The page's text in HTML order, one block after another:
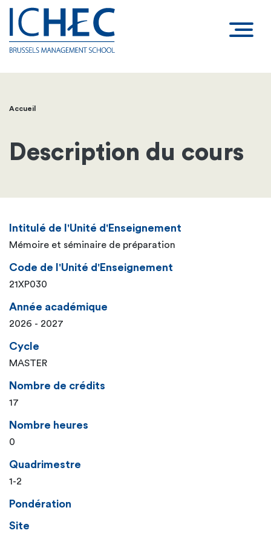
Fil
d'Ariane
Accueil
Description du cours
Intitulé de l'Unité d'Enseignement
Mémoire et séminaire de préparation
Code de l'Unité d'Enseignement
21XP030
Année académique
2026 - 2027
Cycle
MASTER
Nombre de crédits
17
Nombre heures
0
Quadrimestre
1-2
Pondération
Site